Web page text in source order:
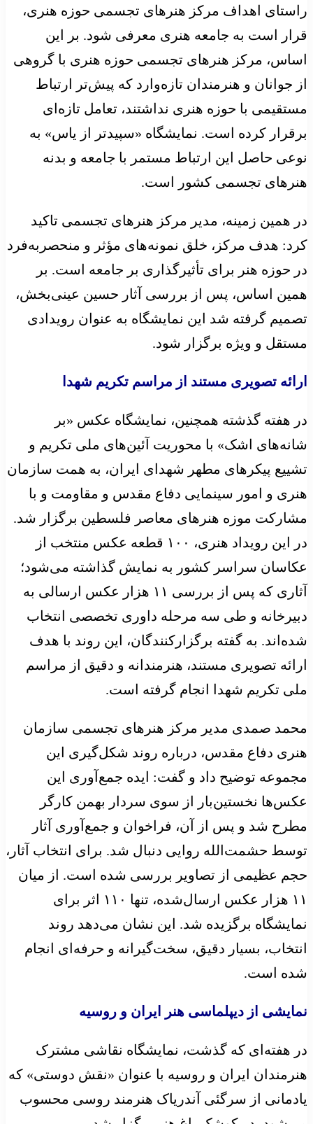
راستای اهداف مرکز هنرهای تجسمی حوزه هنری،
قرار است به جامعه هنری معرفی شود. بر این
اساس، مرکز هنرهای تجسمی حوزه هنری با گروهی
از جوانان و هنرمندان تازه‌وارد که پیش‌تر ارتباط
مستقیمی با حوزه هنری نداشتند، تعامل تازه‌ای
برقرار کرده است. نمایشگاه «سپیدتر از یاس» به
نوعی حاصل این ارتباط مستمر با جامعه و بدنه
هنرهای تجسمی کشور است.
در همین زمینه، مدیر مرکز هنرهای تجسمی تاکید
کرد: هدف مرکز، خلق نمونه‌های مؤثر و منحصربه‌فرد
در حوزه هنر برای تأثیرگذاری بر جامعه است. بر
همین اساس، پس از بررسی آثار حسین عینی‌بخش،
تصمیم گرفته شد این نمایشگاه به عنوان رویدادی
مستقل و ویژه برگزار شود.
ارائه تصویری مستند از مراسم تکریم شهدا
در هفته گذشته همچنین، نمایشگاه عکس «بر
شانه‌های اشک» با محوریت آئین‌های ملی تکریم و
تشییع پیکرهای مطهر شهدای ایران، به همت سازمان
هنری و امور سینمایی دفاع مقدس و مقاومت و با
مشارکت موزه هنرهای معاصر فلسطین برگزار شد.
در این رویداد هنری، ۱۰۰ قطعه عکس منتخب از
عکاسان سراسر کشور به نمایش گذاشته می‌شود؛
آثاری که پس از بررسی ۱۱ هزار عکس ارسالی به
دبیرخانه و طی سه مرحله داوری تخصصی انتخاب
شده‌اند. به گفته برگزارکنندگان، این روند با هدف
ارائه تصویری مستند، هنرمندانه و دقیق از مراسم
ملی تکریم شهدا انجام گرفته است.
محمد صمدی مدیر مرکز هنرهای تجسمی سازمان
هنری دفاع مقدس، درباره روند شکل‌گیری این
مجموعه توضیح داد و گفت: ایده جمع‌آوری این
عکس‌ها نخستین‌بار از سوی سردار بهمن کارگر
مطرح شد و پس از آن، فراخوان و جمع‌آوری آثار
توسط حشمت‌الله روایی دنبال شد. برای انتخاب آثار،
حجم عظیمی از تصاویر بررسی شده است. از میان
۱۱ هزار عکس ارسال‌شده، تنها ۱۱۰ اثر برای
نمایشگاه برگزیده شد. این نشان می‌دهد روند
انتخاب، بسیار دقیق، سخت‌گیرانه و حرفه‌ای انجام
شده است.
نمایشی از دیپلماسی هنر ایران و روسیه
در هفته‌ای که گذشت، نمایشگاه نقاشی مشترک
هنرمندان ایران و روسیه با عنوان «نقش دوستی» که
یادمانی از سرگئی آندریاک هنرمند روسی محسوب